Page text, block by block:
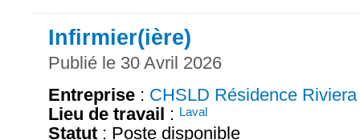
Infirmier(ière)
Publié le 30 Avril 2026
Entreprise : CHSLD Résidence Riviera
Lieu de travail : Laval
Statut : Poste disponible